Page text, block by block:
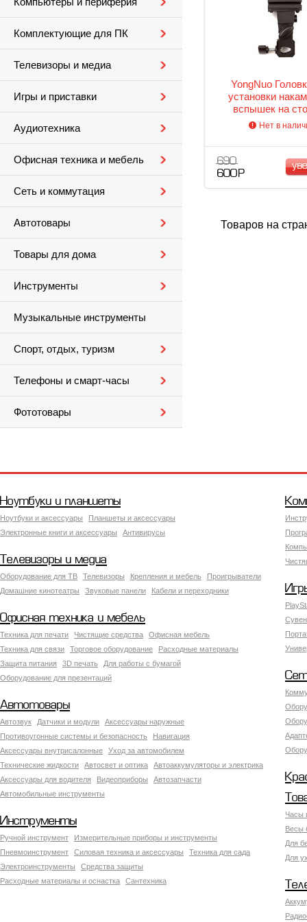
Комплектующие для ПК
Телевизоры и медиа
Игры и приставки
Аудиотехника
Офисная техника и мебель
Сеть и коммутация
Автотовары
Товары для дома
Инструменты
Музыкальные инструменты
Спорт, отдых, туризм
Телефоны и смарт-часы
Фототовары
YongNuo
установки
вспышек на
креплением
Нет в
690
600 Р
Товаров на
Ноутбуки и планшеты
Ноутбуки и аксессуары
Планшеты и аксессуары
Электронные книги и аксессуары
Антивирусы
Телевизоры и медиа
Оборудование для ТВ Телевизоры Крепления и мебель
Проигрыватели
Домашние кинотеатры
Звуковые панели Кабели и переходники
Офисная техника и мебель
Техника для печати Чистящие средства
Офисная мебель
Техника для связи
Торговое оборудование
Расходные материалы
Защита питания
3D печать
Для работы с бумагой
Оборудование для презентаций
Автотовары
Автозвук Датчики и модули
Аксессуары наружные
Противоугонные системы и безопасность
Навигация
Аксесcуары внутрисалонные
Уход за автомобилем
Технические жидкости
Автосвет и оптика
Автоаккумуляторы и электрика
Аксессуары для водителя
Видеоприборы
Автозапчасти
Автомобильные инструменты
Часы
Весы
Для
Для
Инструменты
Ручной инструмент
Измерительные приборы и инструменты
Пневмоинструмент
Силовая техника и аксессуары
Техника для сада
Электроинструменты
Средства защиты
Расходные материалы и оснастка
Сантехника